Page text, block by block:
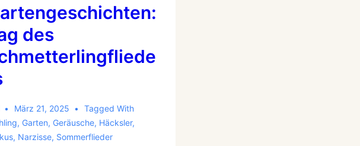
des
März 21, 2025
Tagged With
, Garten, Geräusche, Häcksler,
, Narzisse, Sommerflieder